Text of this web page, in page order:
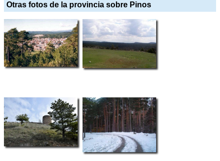
Otras fotos de la provincia sobre Pinos